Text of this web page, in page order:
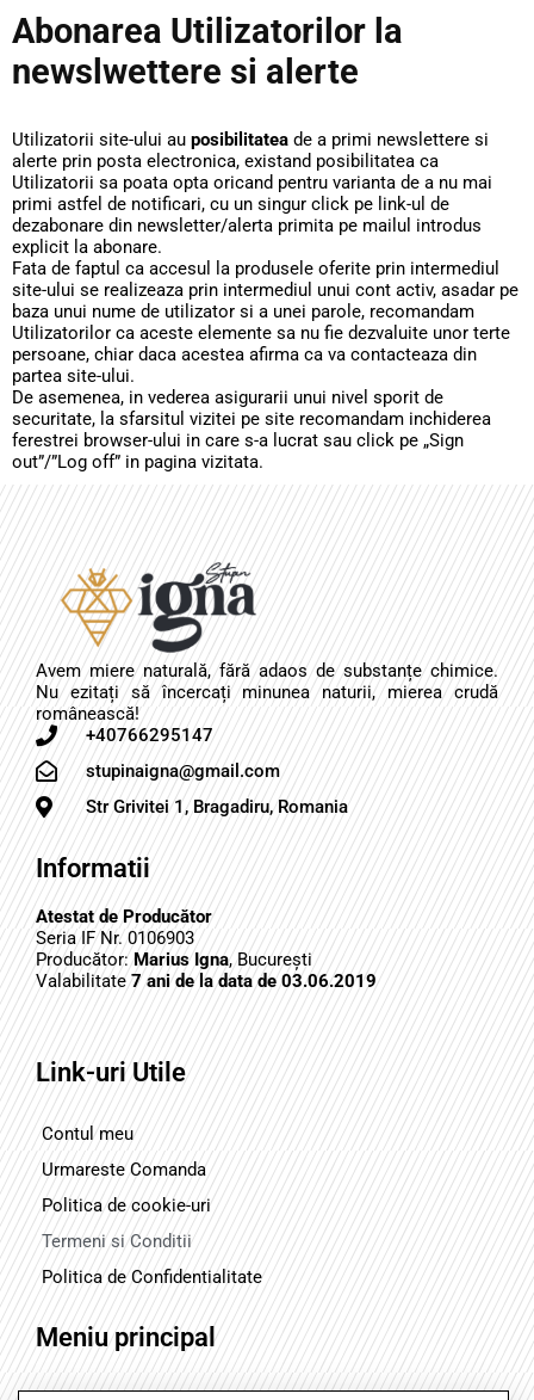
Abonarea Utilizatorilor la
newslwettere si alerte
Utilizatorii site-ului au posibilitatea de a primi newslettere si
alerte prin posta electronica, existand posibilitatea ca
Utilizatorii sa poata opta oricand pentru varianta de a nu mai
primi astfel de notificari, cu un singur click pe link-ul de
dezabonare din newsletter/alerta primita pe mailul introdus
explicit la abonare.
Fata de faptul ca accesul la produsele oferite prin intermediul
site-ului se realizeaza prin intermediul unui cont activ, asadar pe
baza unui nume de utilizator si a unei parole, recomandam
Utilizatorilor ca aceste elemente sa nu fie dezvaluite unor terte
persoane, chiar daca acestea afirma ca va contacteaza din
partea site-ului.
De asemenea, in vederea asigurarii unui nivel sporit de
securitate, la sfarsitul vizitei pe site recomandam inchiderea
ferestrei browser-ului in care s-a lucrat sau click pe „Sign
out”/”Log off” in pagina vizitata.
Avem miere naturală, fără adaos de substanțe chimice.
Nu ezitați să încercați minunea naturii, mierea crudă
românească!
+40766295147
stupinaigna@gmail.com
Str Grivitei 1, Bragadiru, Romania
Informatii
Atestat de Producător
Seria IF Nr. 0106903
Producător:Marius Igna, București
Valabilitate7 ani de la data de 03.06.2019
Link-uri Utile
Contul meu
Urmareste Comanda
Politica de cookie-uri
Termeni si Conditii
Politica de Confidentialitate
Meniu principal